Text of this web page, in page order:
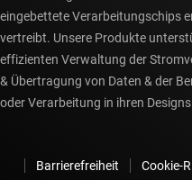
eingebettete Verarbeitungschips
vertreibt. Unsere Produkte
effizienten Verwaltung der
& Übertragung von Daten & der
oder Verarbeitung in ihren
Barrierefreiheit
Cookie-